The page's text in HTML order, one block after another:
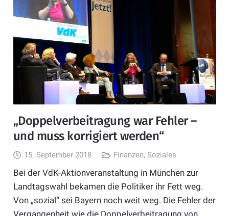
„Doppelverbeitragung war Fehler –
und muss korrigiert werden“
15. September 2018 Finanzen,Soziales
Bei der VdK-Aktionveranstaltung in München zur
Landtagswahl bekamen die Politiker ihr Fett weg.
Von „sozial“ sei Bayern noch weit weg. Die Fehler der